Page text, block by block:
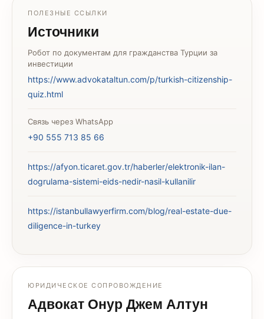
ПОЛЕЗНЫЕ ССЫЛКИ
Источники
Робот по документам для гражданства Турции за
инвестиции
https://www.advokataltun.com/p/turkish-citizenship-
quiz.html
Связь через WhatsApp
+90 555 713 85 66
https://afyon.ticaret.gov.tr/haberler/elektronik-ilan-
dogrulama-sistemi-eids-nedir-nasil-kullanilir
https://istanbullawyerfirm.com/blog/real-estate-due-
diligence-in-turkey
ЮРИДИЧЕСКОЕ СОПРОВОЖДЕНИЕ
Адвокат Онур Джем Алтун